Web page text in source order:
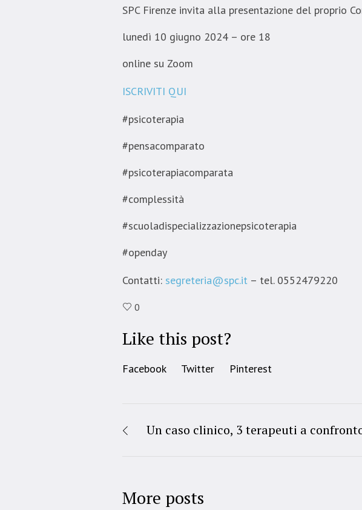
SPC Firenze invita alla presentazione del proprio
lunedì 10 giugno 2024 – ore 18
online su Zoom
ISCRIVITI QUI
#psicoterapia
#pensacomparato
#psicoterapiacomparata
#complessità
#scuoladispecializzazionepsicoterapia
#openday
Contatti: segreteria@spc.it – tel. 0552479220
0
Like this post?
Facebook Twitter Pinterest
Un caso clinico, 3 terapeuti a
More posts